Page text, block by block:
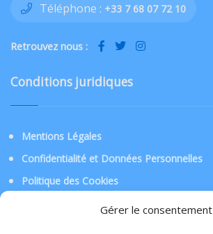
Gérer le consentement
Téléphone : +33 7 68 07 72 10
Retrouvez nous :
Conditions juridiques
Mentions Légales
Confidentialité et Données Personnelles
Politique des Cookies
Téléchargez l’application !